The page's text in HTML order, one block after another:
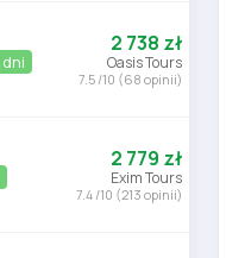
2 738 zł
Oasis Tours
7.5 /10 (68 opinii)
2 779 zł
Exim Tours
7.4 /10 (213 opinii)